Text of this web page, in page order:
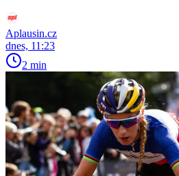
Aplausin.cz
dnes, 11:23
2 min